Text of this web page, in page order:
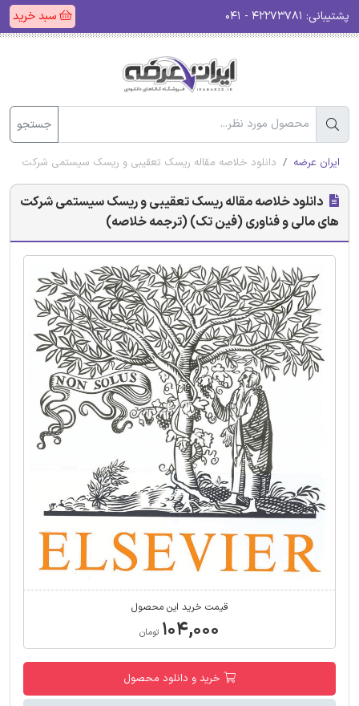
پشتیبانی: سبد خرید
جستجو
ایران عرضه دانلود خلاصه مقاله ریسک تعقیبی و ریسک سیستمی شرکت
دانلود خلاصه مقاله ریسک تعقیبی و ریسک سیستمی شرکت
های مالی و فناوری (فین تک) (ترجمه خلاصه)
قیمت خرید این محصول
۱۰۴,۰۰۰ تومان
خرید و دانلود محصول